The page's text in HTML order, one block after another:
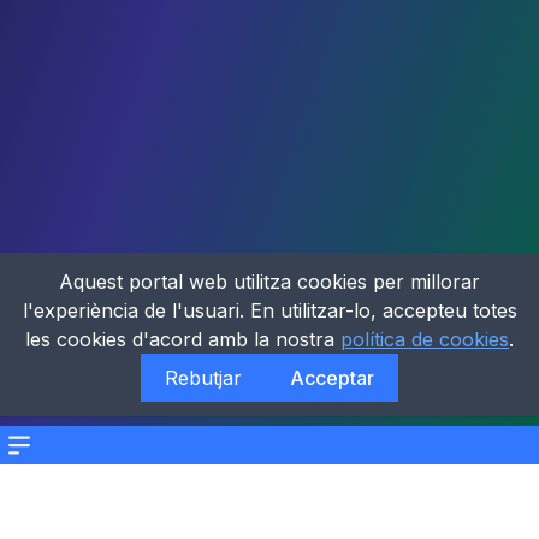
Menu
Aquest portal web utilitza cookies per millorar
l'experiència de l'usuari. En utilitzar-lo, accepteu totes
les cookies d'acord amb la nostra política de cookies.
Rebutjar
Acceptar